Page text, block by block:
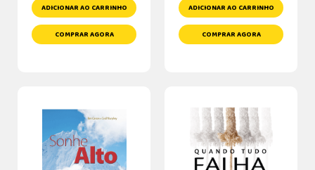
ADICIONAR AO CARRINHO
COMPRAR AGORA
ADICIONAR AO CARRINHO
COMPRAR AGORA